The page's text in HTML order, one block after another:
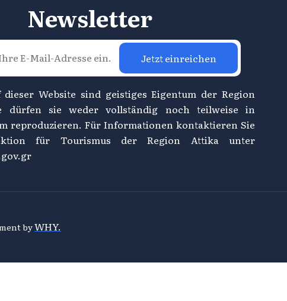
Newsletter
Jetzt einreichen
Website sind geistiges Eigentum der Region
dürfen sie weder vollständig noch teilweise in
reproduzieren. Für Informationen kontaktieren Sie
für Tourismus der Region Attika unter
byWHY.